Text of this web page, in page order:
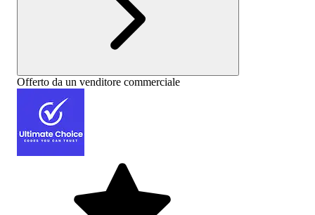
Offerto da un venditore commerciale